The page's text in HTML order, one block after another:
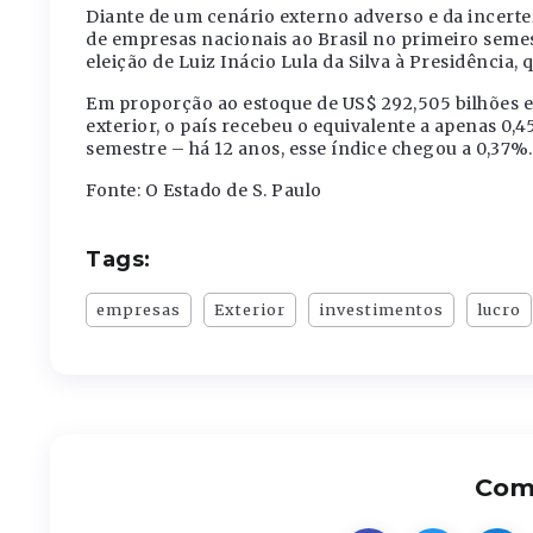
Diante de um cenário externo adverso e da
de empresas nacionais ao Brasil no primeiro
eleição de Luiz Inácio Lula da Silva à
Em proporção ao estoque de US$ 292,505
exterior, o país recebeu o equivalente a apenas
semestre – há 12 anos, esse índice chegou a 0,37%.
Fonte: O Estado de S. Paulo
Tags:
empresas Exterior investimentos lucro